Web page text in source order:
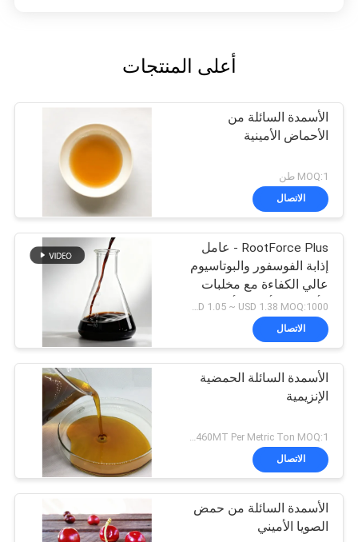
أعلى المنتجات
الأسمدة السائلة من
الأحماض الأمينية
MOQ:1 طن
الاتصال
RootForce Plus - عامل
إذابة الفوسفور والبوتاسيوم
عالي الكفاءة مع مخلبات
الأحماض الأمينية لأنظمة
جذرية أقوى
الاتصال
الأسمدة السائلة الحمضية
الإنزيمية
الاتصال
الأسمدة السائلة من حمض
الصويا الأميني